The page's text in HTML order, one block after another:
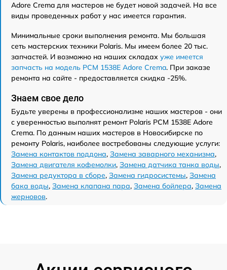
Adore Crema для мастеров не будет новой задачей. На все
виды проведенных работ у нас имеется гарантия.
Минимальные сроки выполнения ремонта. Мы большая
сеть мастерских техники Polaris. Мы имеем более 20 тыс.
запчастей. И возможно на наших складах уже имеется
запчасть на модель PCM 1538E Adore Crema. При заказе
ремонта на сайте - предоставляется скидка -25%.
Знаем свое дело
Будьте уверены в профессионализме наших мастеров - они
с уверенностью выполнят ремонт Polaris PCM 1538E Adore
Crema. По данным наших мастеров в Новосибирске по
ремонту Polaris, наиболее востребованы следующие услуги:
Замена контактов поддона, Замена заварного механизма,
Замена двигателя кофемолки, Замена датчика танка воды,
Замена редуктора в сборе, Замена гидросистемы, Замена
бака воды, Замена клапана пара, Замена бойлера, Замена
жерновов.